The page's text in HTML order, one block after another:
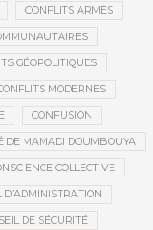
CONFLITS ARMÉS
GÉOPOLITIQUES
MODERNES
CONFUSION
DE MAMADI DOUMBOUYA
COLLECTIVE
D’ADMINISTRATION
DE SÉCURITÉ